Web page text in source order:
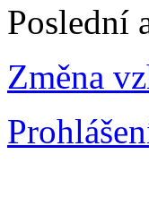
Poslední
Změna